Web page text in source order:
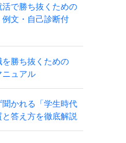
で勝ち抜くための
文・自己診断付
勝ち抜くための
ニュアル
かれる「学生時代
答え方を徹底解説